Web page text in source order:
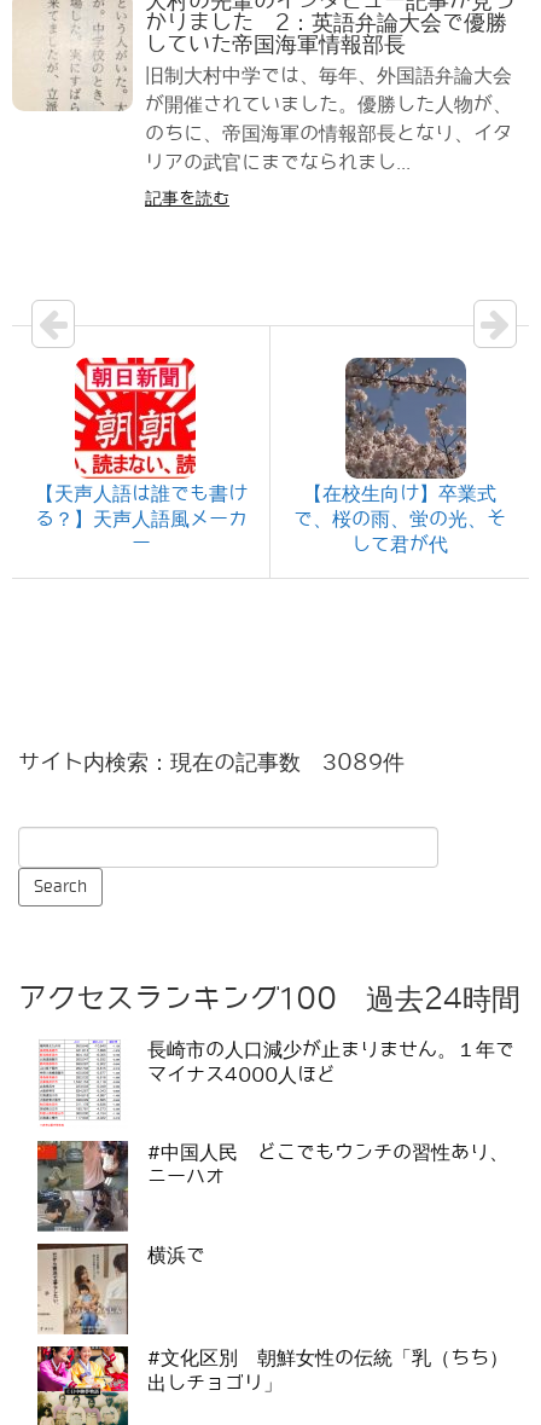
かりました 2：英語弁論大会で優勝
していた帝国海軍情報部長
旧制大村中学では、毎年、外国語弁論大会
が開催されていました。優勝した人物が、
のちに、帝国海軍の情報部長となり、イタ
リアの武官にまでなられまし...
記事を読む
【天声人語は誰でも書け
る？】天声人語風メーカ
ー
【在校生向け】卒業式
で、桜の雨、蛍の光、そ
して君が代
サイト内検索：現在の記事数 3089件
アクセスランキング100 過去24時間
長崎市の人口減少が止まりません。１年で
マイナス4000人ほど
#中国人民 どこでもウンチの習性あり、
ニーハオ
横浜で
#文化区別 朝鮮女性の伝統「乳（ちち）
出しチョゴリ」